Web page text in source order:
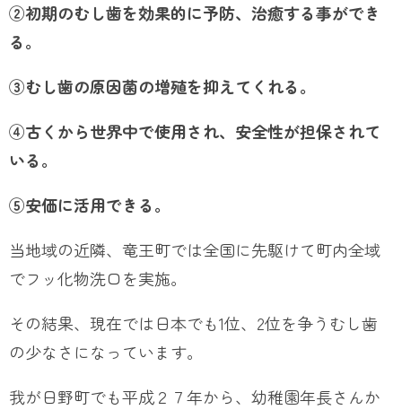
②初期のむし歯を効果的に予防、治癒する事ができ
る。
③むし歯の原因菌の増殖を抑えてくれる。
④古くから世界中で使用され、安全性が担保されて
いる。
⑤安価に活用できる。
当地域の近隣、竜王町では全国に先駆けて町内全域
でフッ化物洗口を実施。
その結果、現在では日本でも1位、2位を争うむし歯
の少なさになっています。
我が日野町でも平成２７年から、幼稚園年長さんか